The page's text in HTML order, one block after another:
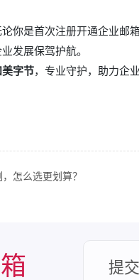
你是首次注册开通企业
发展保驾护航。
字节，专业守护，助力企
怎么选更划算？
提